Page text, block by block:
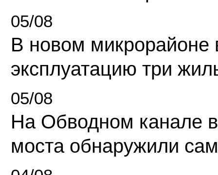
05/08
В новом микрорайоне
эксплуатацию три
05/08
На Обводном канале
моста обнаружили